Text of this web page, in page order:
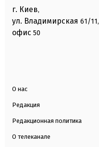
г. Киев,
ул. Владимирская 61/11,
офис 50
О нас
Редакция
Редакционная политика
О телеканале